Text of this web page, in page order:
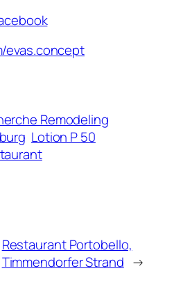
evas.concept
Remodeling
Lotion P 50
Restaurant Portobello,
Timmendorfer Strand →